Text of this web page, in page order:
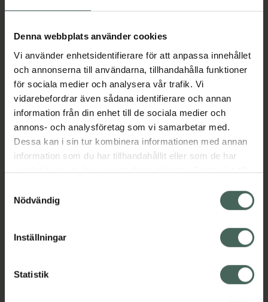
Denna webbplats använder cookies
Vi använder enhetsidentifierare för att anpassa innehållet
och annonserna till användarna, tillhandahålla funktioner
för sociala medier och analysera vår trafik. Vi
vidarebefordrar även sådana identifierare och annan
information från din enhet till de sociala medier och
annons- och analysföretag som vi samarbetar med.
Dessa kan i sin tur kombinera informationen med annan
information som du har tillhandahållit eller som de har
samlat in när du har använt deras tjänster. Samtycke till
återkalla ditt samtycke via webbplatsens
cookieinställningar. Ett återkallat samtycke påverkar inte
lagligheten av behandling som skett innan återkallelsen.
Nödvändig
Inställningar
Statistik
Köp via ditt recept
Aktuella erbjudanden
Beskrivning
Läs alltid bipacksedeln innan
användning.
syd till Lappland i norr, och online i mobilen och på
datorn. Oavsett vem du är så är det vårt uppdrag att